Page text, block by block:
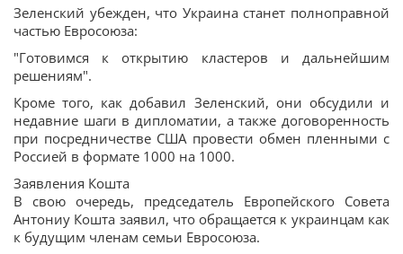
Зеленский убежден, что Украина станет полноправной
частью Евросоюза:
"Готовимся к открытию кластеров и дальнейшим
решениям".
Кроме того, как добавил Зеленский, они обсудили и
недавние шаги в дипломатии, а также договоренность
при посредничестве США провести обмен пленными с
Россией в формате 1000 на 1000.
Заявления Кошта
В свою очередь, председатель Европейского Совета
Антониу Кошта заявил, что обращается к украинцам как
к будущим членам семьи Евросоюза.